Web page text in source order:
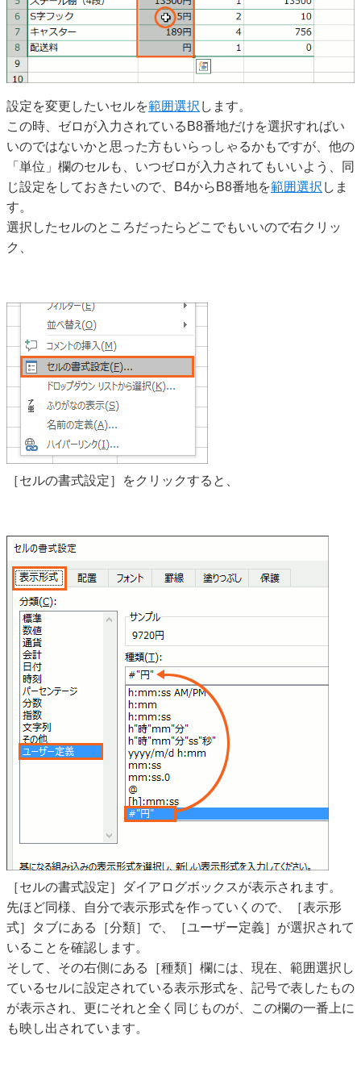
設定を変更したいセルを範囲選択 します。
この時、ゼロが入力されているB8番地だけを選択すればい
いのではないかと思った方もいらっしゃるかもですが、他の
「単位」欄のセルも、いつゼロが入力されてもいいよう、同
じ設定をしておきたいので、B4からB8番地を範囲選択 しま
す。
選択したセルのところだったらどこでもいいので右クリッ
ク、
［セルの書式設定］をクリックすると、
［セルの書式設定］ダイアログボックスが表示されます。
先ほど同様、自分で表示形式を作っていくので、［表示形
式］タブにある［分類］で、［ユーザー定義］が選択されて
いることを確認します。
そして、その右側にある［種類］欄には、現在、範囲選択し
ているセルに設定されている表示形式を、記号で表したもの
が表示され、更にそれと全く同じものが、この欄の一番上に
も映し出されています。